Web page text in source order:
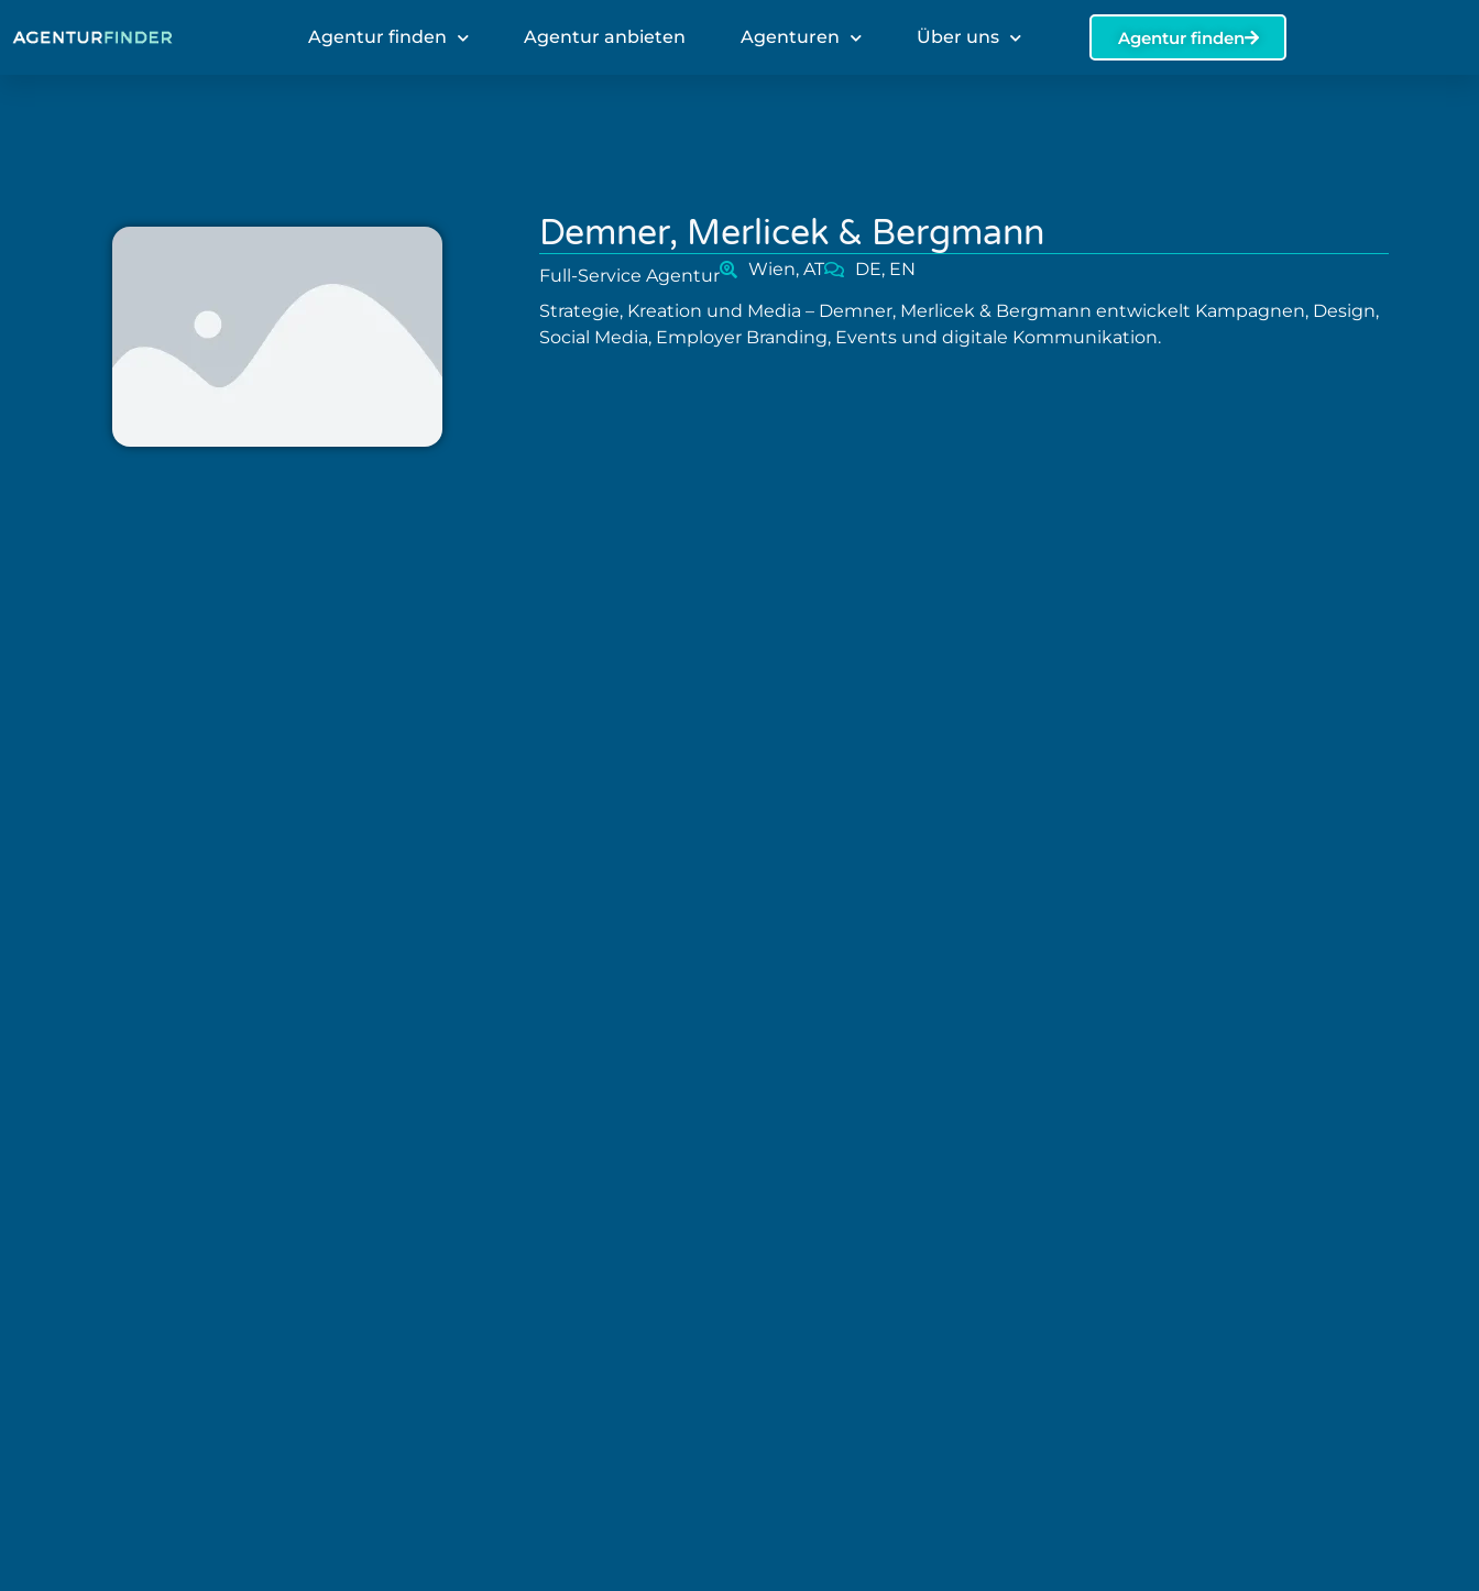
Agentur finden Agentur anbieten Agenturen Über uns Agentur finden
Demner, Merlicek & Bergmann
Full-Service Agentur Wien, AT
DE, EN
Strategie, Kreation und Media – Demner, Merlicek & Bergmann entwickelt Kampagnen, Design,
Social Media, Employer Branding, Events und digitale Kommunikation.